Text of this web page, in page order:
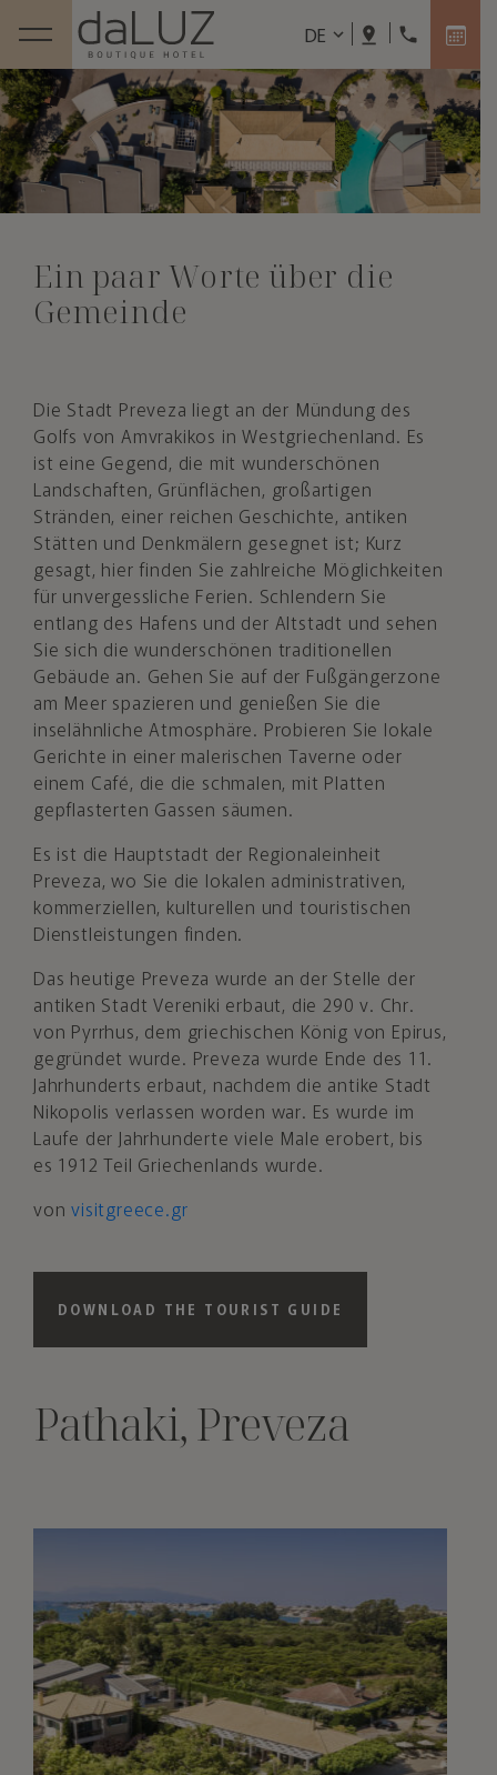
DE
Ein paar Worte über die
Gemeinde
Die Stadt Preveza liegt an der Mündung des
Golfs von Amvrakikos in Westgriechenland. Es
ist eine Gegend, die mit wunderschönen
Landschaften, Grünflächen, großartigen
Stränden, einer reichen Geschichte, antiken
Stätten und Denkmälern gesegnet ist; Kurz
gesagt, hier finden Sie zahlreiche Möglichkeiten
für unvergessliche Ferien. Schlendern Sie
entlang des Hafens und der Altstadt und sehen
Sie sich die wunderschönen traditionellen
Gebäude an. Gehen Sie auf der Fußgängerzone
am Meer spazieren und genießen Sie die
inselähnliche Atmosphäre. Probieren Sie lokale
Gerichte in einer malerischen Taverne oder
einem Café, die die schmalen, mit Platten
gepflasterten Gassen säumen.
Es ist die Hauptstadt der Regionaleinheit
Preveza, wo Sie die lokalen administrativen,
kommerziellen, kulturellen und touristischen
Dienstleistungen finden.
Das heutige Preveza wurde an der Stelle der
antiken Stadt Vereniki erbaut, die 290 v. Chr.
von Pyrrhus, dem griechischen König von Epirus,
gegründet wurde. Preveza wurde Ende des 11.
Jahrhunderts erbaut, nachdem die antike Stadt
Nikopolis verlassen worden war. Es wurde im
Laufe der Jahrhunderte viele Male erobert, bis
es 1912 Teil Griechenlands wurde.
vonvisitgreece.gr
DOWNLOAD THE TOURIST GUIDE
Pathaki, Preveza